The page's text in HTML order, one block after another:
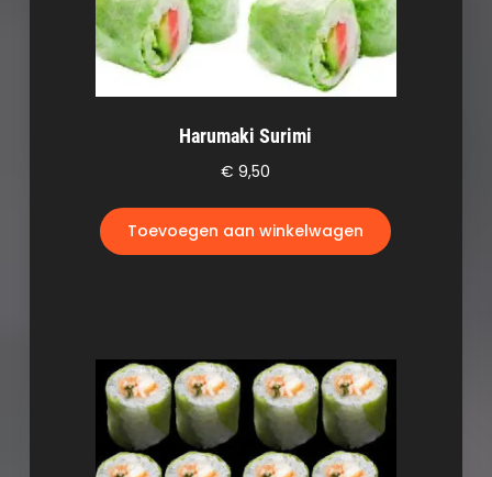
Harumaki Surimi
€ 9,50
Toevoegen aan winkelwagen